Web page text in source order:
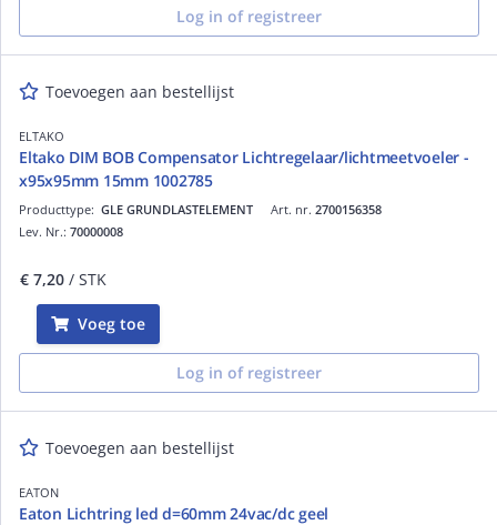
Log in of registreer
Toevoegen aan bestellijst
ELTAKO
Eltako DIM BOB Compensator Lichtregelaar/lichtmeetvoeler -
x95x95mm 15mm 1002785
Art. nr. 2700156358
Producttype: GLE GRUNDLASTELEMENT
Lev. Nr.: 70000008
€ 7,20 / STK
Voeg toe
Log in of registreer
Toevoegen aan bestellijst
EATON
Eaton Lichtring led d=60mm 24vac/dc geel